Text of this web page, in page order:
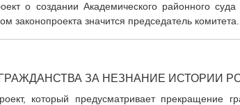
о создании Академического районного
законопроекта значится председатель комитета...
ЗА НЕЗНАНИЕ ИСТОРИИ
который предусматривает прекращение